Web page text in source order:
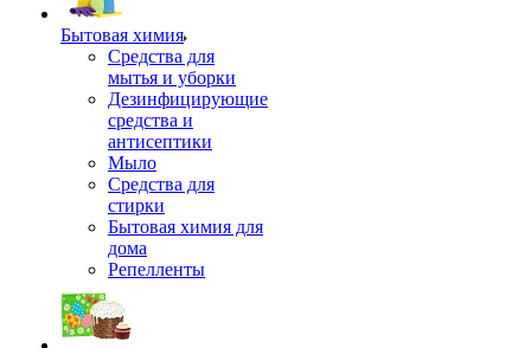
Бытовая химия
Средства для
мытья и уборки
Дезинфицирующие
средства и
антисептики
Мыло
Средства для
стирки
Бытовая химия для
дома
Репелленты